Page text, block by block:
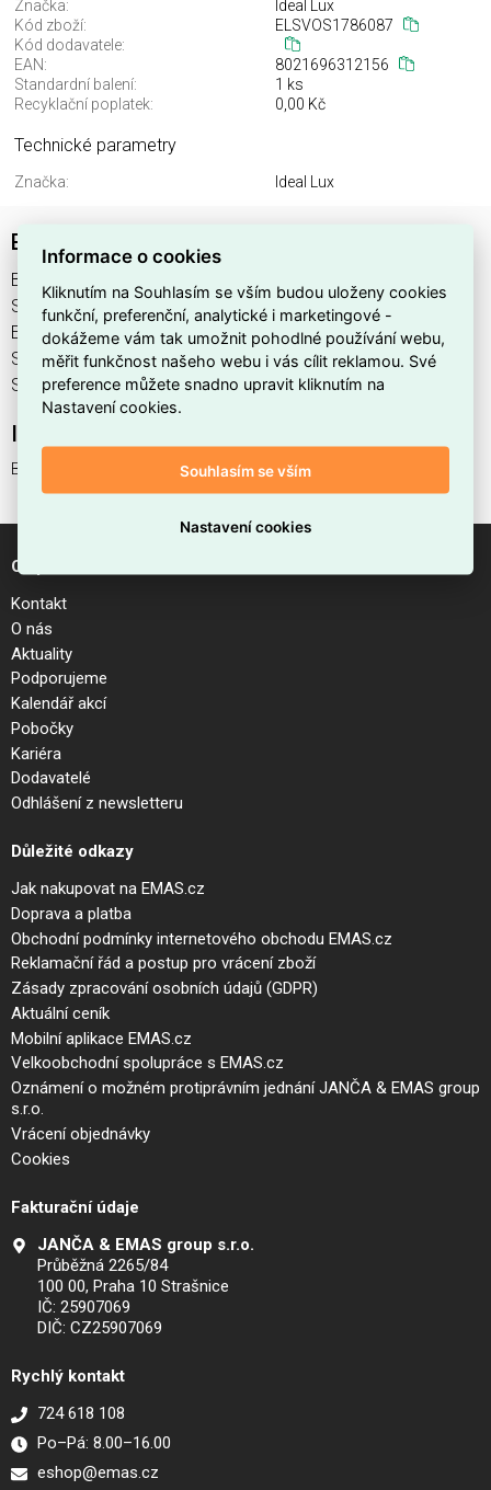
Značka:
Ideal Lux
Kód zboží:
ELSVOS1786087
Kód dodavatele:
EAN:
8021696312156
Standardní balení:
1 ks
Recyklační poplatek:
0,00 Kč
Technické parametry
Značka: Ideal Lux
BASIC FI IP65 15W SQUARE
BASIC FI IP65 15W SQUARE najdete v kategoriích Svítidla,
Svítidla, světelné zdroje a LED osvětlení, výrobce Ideal Lux,
EAN 8021696312156, kód dodavatele . BASIC FI IP65 15W
SQUARE nabízíme od 1 ks. Kód EMAS BASIC FI IP65 15W
SQUARE je ELSVOS1786087.
Interní název produktu
BASIC FI IP65 15W SQUARE
O společnosti
Kontakt
O nás
Aktuality
Podporujeme
Kalendář akcí
Pobočky
Kariéra
Dodavatelé
Odhlášení z newsletteru
Důležité odkazy
Jak nakupovat na EMAS.cz
Doprava a platba
Obchodní podmínky internetového obchodu EMAS.cz
Reklamační řád a postup pro vrácení zboží
Zásady zpracování osobních údajů (GDPR)
Aktuální ceník
Mobilní aplikace EMAS.cz
Velkoobchodní spolupráce s EMAS.cz
Oznámení o možném protiprávním jednání JANČA & EMAS group
s.r.o.
Vrácení objednávky
Cookies
Fakturační údaje
JANČA & EMAS group s.r.o.
Průběžná 2265/84
100 00, Praha 10 Strašnice
IČ: 25907069
DIČ: CZ25907069
Rychlý kontakt
724 618 108
Po–Pá: 8.00–16.00
eshop@emas.cz
Informace o cookies
Kliknutím na Souhlasím se vším budou uloženy cookies
funkční, preferenční, analytické i marketingové -
dokážeme vám tak umožnit pohodlné používání webu,
měřit funkčnost našeho webu i vás cílit reklamou. Své
preference můžete snadno upravit kliknutím na
Nastavení cookies.
Souhlasím se vším
Nastavení cookies